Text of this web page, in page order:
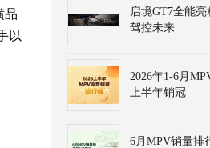
品
以
启境GT7全能
驾控未来
2026年1-6月
上半年销冠
6月MPV销量排